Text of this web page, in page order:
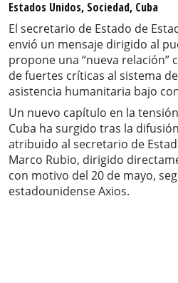
Estados Unidos, Sociedad, Cuba
El secretario de Estado de
envió un mensaje dirigido al
propone una “nueva relación”
de fuertes críticas al sistema
asistencia humanitaria bajo
Un nuevo capítulo en la
Cuba ha surgido tras la
atribuido al secretario de
Marco Rubio, dirigido
con motivo del 20 de mayo,
estadounidense Axios.